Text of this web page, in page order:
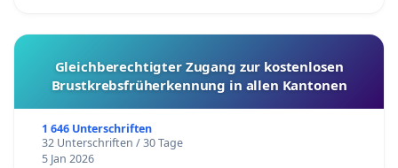
Gleichberechtigter Zugang zur kostenlosen
Brustkrebsfrüherkennung in allen Kantonen
1 646 Unterschriften
32 Unterschriften / 30 Tage
5 Jan 2026